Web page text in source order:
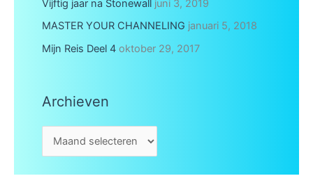
Vijftig jaar na Stonewall juni 3, 2019
MASTER YOUR CHANNELING januari 5, 2018
Mijn Reis Deel 4 oktober 29, 2017
Archieven
r
c